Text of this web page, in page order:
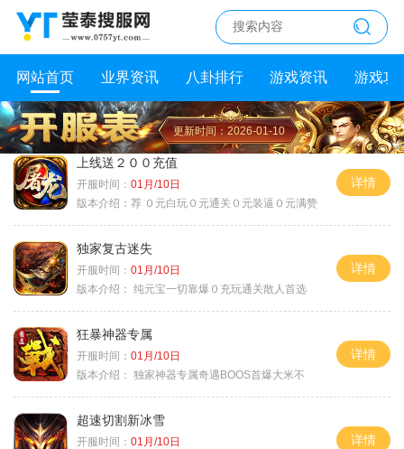
网站首页 业界资讯 八卦排行 游戏资讯 游戏攻
更新时间：2026-01-10
上线送２００充值
开服时间： 01月/10日
版本介绍： 荐 ０元白玩０元通关０元装逼０元满赞
详情
独家复古迷失
开服时间： 01月/10日
版本介绍： 纯元宝一切靠爆０充玩通关散人首选
详情
狂暴神器专属
开服时间： 01月/10日
版本介绍： 独家神器专属奇遇BOOS首爆大米不
详情
超速切割新冰雪
开服时间： 01月/10日
详情